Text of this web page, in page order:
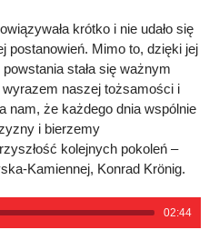
krótko i nie udało się
postanowień. Mimo to, dzięki jej
stała się ważnym
naszej tożsamości i
nam, że każdego dnia wspólnie
i bierzemy
kolejnych pokoleń –
Kamiennej, Konrad Krönig.
02:44